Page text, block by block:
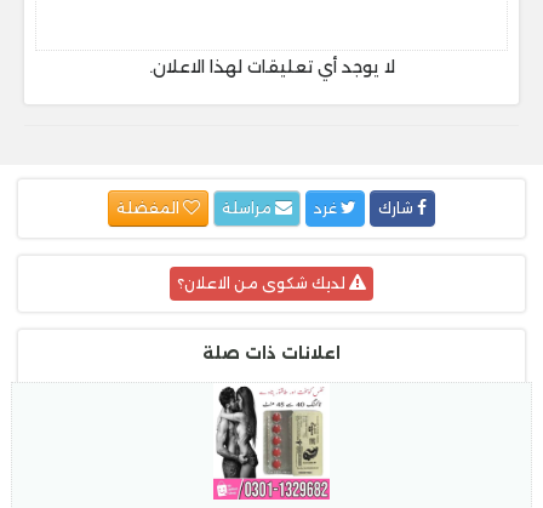
لا يوجد أي تعليقات لهذا الاعلان.
شارك غرد
لديك شكوى من الاعلان؟
اعلانات ذات صلة